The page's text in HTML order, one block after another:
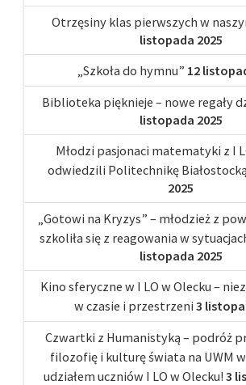
Otrzęsiny klas pierwszych w
listopada 2025
„Szkoła do hymnu” 12
Biblioteka pięknieje – nowe regały
listopada 2025
Młodzi pasjonaci matematyki z I
odwiedzili Politechnikę Białostocką
2025
„Gotowi na Kryzys” – młodzież z
szkoliła się z reagowania w
listopada 2025
Kino sferyczne w I LO w Olecku –
w czasie i przestrzeni 3
Czwartki z Humanistyką – podróż
filozofię i kulturę świata na UWM
udziałem uczniów I LO w Olecku! 3